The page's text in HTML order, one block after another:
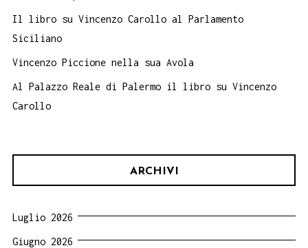
Il libro su Vincenzo Carollo al Parlamento
Siciliano
Vincenzo Piccione nella sua Avola
Al Palazzo Reale di Palermo il libro su Vincenzo
Carollo
ARCHIVI
Luglio 2026
Giugno 2026